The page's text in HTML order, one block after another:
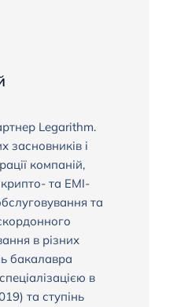
Legarithm.
засновників і
компаній,
та EMI-
та
в різних
бакалавра
в
та ступінь